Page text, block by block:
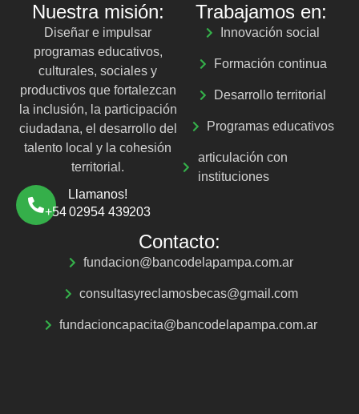
Nuestra misión:
Diseñar e impulsar
programas educativos,
culturales, sociales y
productivos que fortalezcan
la inclusión, la participación
ciudadana, el desarrollo del
talento local y la cohesión
territorial.
Llamanos!
+54 02954 439203
Trabajamos en:
Innovación social
Formación continua
Desarrollo territorial
Programas educativos
articulación con
instituciones
Contacto:
fundacion@bancodelapampa.com.ar
consultasyreclamosbecas@gmail.com
fundacioncapacita@bancodelapampa.com.ar